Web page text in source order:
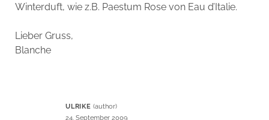
Winterduft, wie z.B. Paestum Rose von Eau d’Italie.
Lieber Gruss,
Blanche
ULRIKE
24. September 2009